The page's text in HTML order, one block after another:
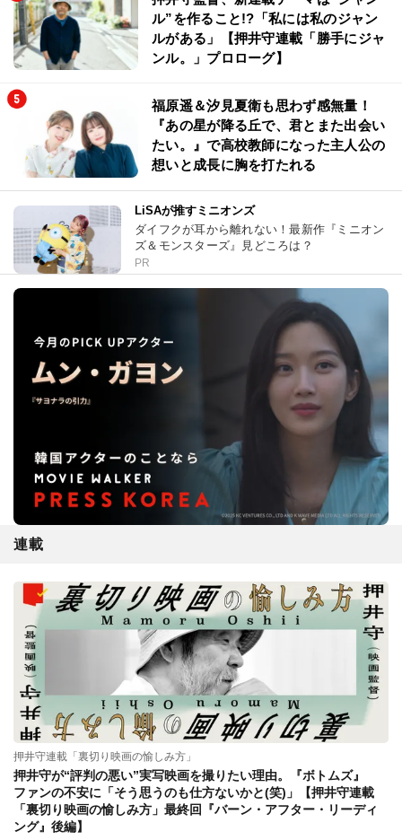
ル”を作ること!?「私には私のジャン
ルがある」【押井守連載「勝手にジャ
ンル。」プロローグ】
福原遥＆汐見夏衛も思わず感無量！
『あの星が降る丘で、君とまた出会い
たい。』で高校教師になった主人公の
想いと成長に胸を打たれる
LiSAが推すミニオンズ
ダイフクが耳から離れない！最新作『ミニオン
ズ＆モンスターズ』見どころは？
PR
連載
押井守連載「裏切り映画の愉しみ方」
押井守が“評判の悪い”実写映画を撮りたい理由。『ボトムズ』
ファンの不安に「そう思うのも仕方ないかと(笑)」【押井守連載
「裏切り映画の愉しみ方」最終回『バーン・アフター・リーディ
ング』後編】